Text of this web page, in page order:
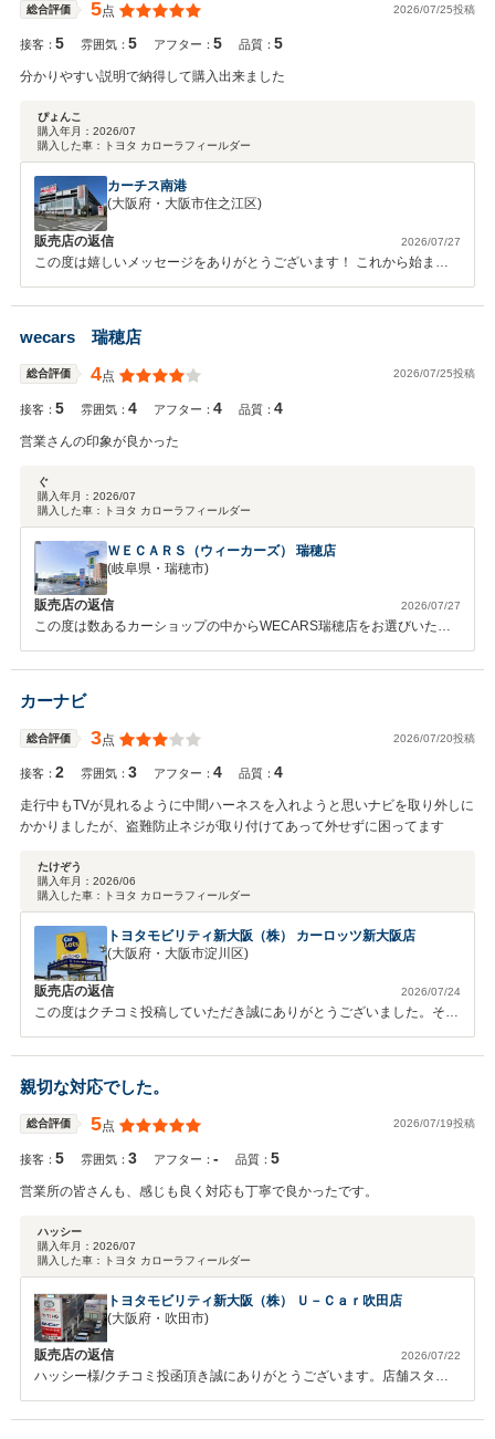
総合評価 5点 2026/07/25投稿
接客：5 雰囲気：5 アフター：5 品質：5
分かりやすい説明で納得して購入出来ました
ぴょんこ
購入年月： 2026/07
購入した車：
トヨタ カローラフィールダー
カーチス南港
(大阪府・大阪市住之江区)
販売店の返信 2026/07/27
この度は嬉しいメッセージをありがとうございます！ これから始まる
気になることやお困りのことがありましたら、いつでもお気軽にご連絡
ください。 今後とも末永いお付き合いをよろしくお願いいたします！
wecars 瑞穂店
総合評価 4点 2026/07/25投稿
接客：5 雰囲気：4 アフター：4 品質：4
営業さんの印象が良かった
ぐ
購入年月： 2026/07
購入した車：
トヨタ カローラフィールダー
ＷＥＣＡＲＳ（ウィーカーズ） 瑞穂店
(岐阜県・瑞穂市)
販売店の返信 2026/07/27
この度は数あるカーショップの中からWECARS瑞穂店をお選びいただ
きまして、誠にありがとうございました。また、クチコミのご投稿も頂
きまして瑞穂店スタッフ一同感謝しております。またお困り等ございま
したらお気軽にご連絡ください。今後とも、どうぞよろしくお願いいた
します。
カーナビ
総合評価 3点 2026/07/20投稿
接客：2 雰囲気：3 アフター：4 品質：4
走行中もTVが見れるように中間ハーネスを入れようと思いナビを取り外しに
かかりましたが、盗難防止ネジが取り付けてあって外せずに困ってます
たけぞう
購入年月： 2026/06
購入した車：
トヨタ カローラフィールダー
トヨタモビリティ新大阪（株） カーロッツ新大阪店
(大阪府・大阪市淀川区)
販売店の返信 2026/07/24
この度はクチコミ投稿していただき誠にありがとうございました。その
何かお困りの際はぜひお気軽にお立ち寄りください。 今後とも、どう
ぞ宜しくお願い致します。
親切な対応でした。
総合評価 5点 2026/07/19投稿
接客：5 雰囲気：3 アフター：- 品質：5
営業所の皆さんも、感じも良く対応も丁寧で良かったです。
ハッシー
購入年月： 2026/07
購入した車：
トヨタ カローラフィールダー
トヨタモビリティ新大阪（株） Ｕ－Ｃａｒ吹田店
(大阪府・吹田市)
販売店の返信 2026/07/22
ハッシー様/クチコミ投函頂き誠にありがとうございます。店舗スタッ
フ一同大変嬉しく思っております。 今後も末永いお付き合いよろしく
お願いいたします。